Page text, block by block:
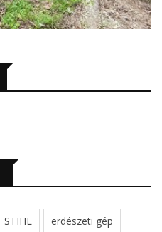
STIHL erdészeti gép